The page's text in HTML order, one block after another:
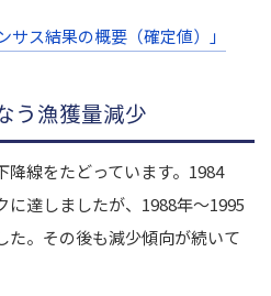
ス結果の概要（確定値）」
う漁獲量減少
降線をたどっています。1984
達しましたが、1988年～1995
た。その後も減少傾向が続いて